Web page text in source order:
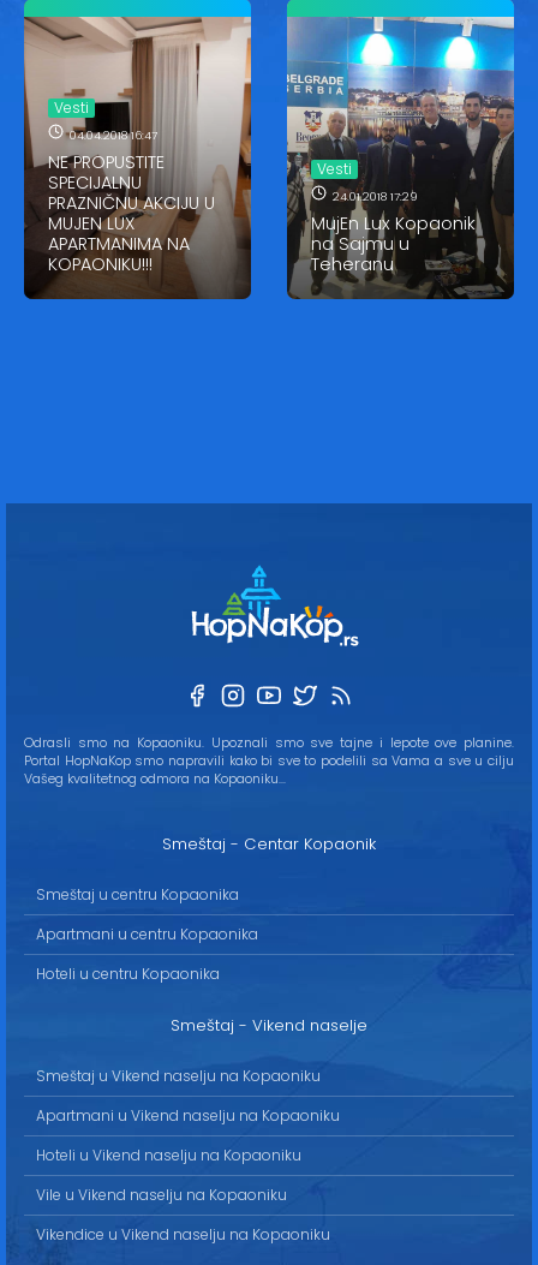
Vesti
04.04.2018 16:47
NE PROPUSTITE
SPECIJALNU
PRAZNIČNU AKCIJU U
MUJEN LUX
APARTMANIMA NA
KOPAONIKU!!!
Vesti
24.01.2018 17:29
MujEn Lux Kopaonik
na Sajmu u
Teheranu
Odrasli smo na Kopaoniku. Upoznali smo sve tajne i lepote ove planine.
Portal HopNaKop smo napravili kako bi sve to podelili sa Vama a sve u cilju
Vašeg kvalitetnog odmora na Kopaoniku...
Smeštaj - Centar Kopaonik
Smeštaj u centru Kopaonika
Apartmani u centru Kopaonika
Hoteli u centru Kopaonika
Smeštaj - Vikend naselje
Smeštaj u Vikend naselju na Kopaoniku
Apartmani u Vikend naselju na Kopaoniku
Hoteli u Vikend naselju na Kopaoniku
Vile u Vikend naselju na Kopaoniku
Vikendice u Vikend naselju na Kopaoniku